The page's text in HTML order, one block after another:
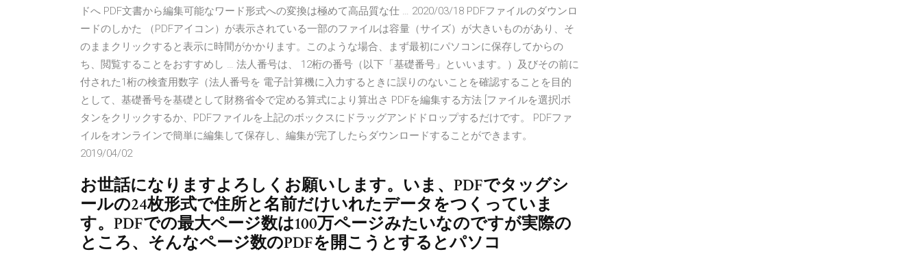
ドへ PDF文書から編集可能なワード形式への変換は極めて高品質な仕 … 2020/03/18 PDFファイルのダウンロ
ードのしかた （PDFアイコン）が表示されている一部のファイルは容量（サイズ）が大きいものがあり、そ
のままクリックすると表示に時間がかかります。このような場合、まず最初にパソコンに保存してからの
ち、閲覧することをおすすめし … 法人番号は、 12桁の番号（以下「基礎番号」といいます。）及びその前に
付された1桁の検査用数字（法人番号を 電子計算機に入力するときに誤りのないことを確認することを目的
として、基礎番号を基礎として財務省令で定める算式により算出さ PDFを編集する方法 [ファイルを選択]ボ
タンをクリックするか、PDFファイルを上記のボックスにドラッグアンドドロップするだけです。 PDFファ
イルをオンラインで簡単に編集して保存し、編集が完了したらダウンロードすることができます。
2019/04/02
お世話になりますよろしくお願いします。いま、PDFでタッグシ
ールの24枚形式で住所と名前だけいれたデータをつくっていま
す。PDFでの最大ページ数は100万ページみたいなのですが実際の
ところ、そんなページ数のPDFを開こうとするとパソコ